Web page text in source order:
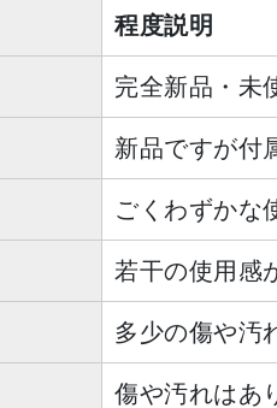
程度説明
完全新品・未
新品ですが付
ごくわずかな
若干の使用感
多少の傷や汚
傷や汚れはあ